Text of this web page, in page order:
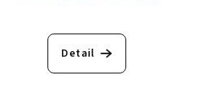
Detail